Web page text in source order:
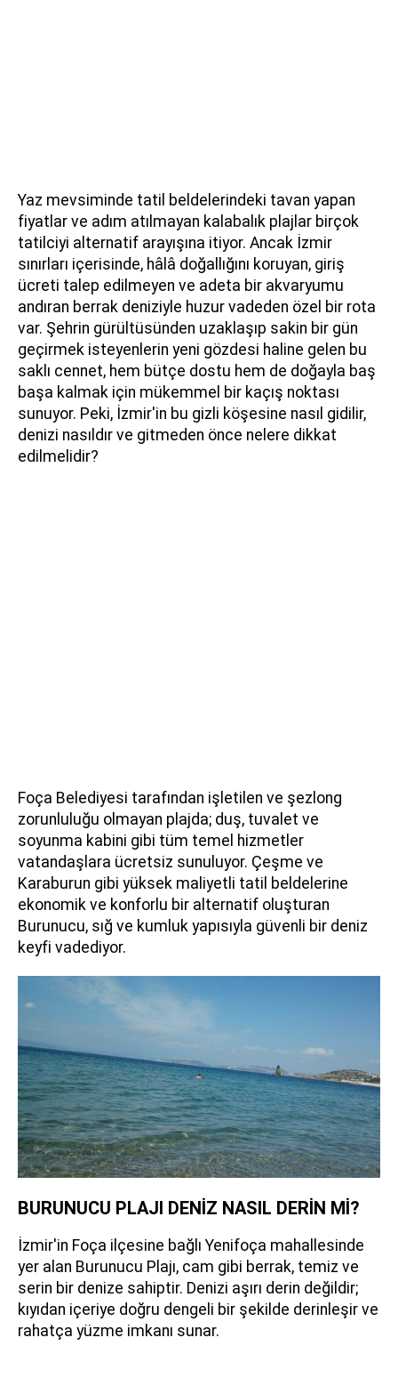
Yaz mevsiminde tatil beldelerindeki tavan yapan
fiyatlar ve adım atılmayan kalabalık plajlar birçok
tatilciyi alternatif arayışına itiyor. Ancak İzmir
sınırları içerisinde, hâlâ doğallığını koruyan, giriş
ücreti talep edilmeyen ve adeta bir akvaryumu
andıran berrak deniziyle huzur vadeden özel bir rota
var. Şehrin gürültüsünden uzaklaşıp sakin bir gün
geçirmek isteyenlerin yeni gözdesi haline gelen bu
saklı cennet, hem bütçe dostu hem de doğayla baş
başa kalmak için mükemmel bir kaçış noktası
sunuyor. Peki, İzmir'in bu gizli köşesine nasıl gidilir,
denizi nasıldır ve gitmeden önce nelere dikkat
edilmelidir?
Foça Belediyesi tarafından işletilen ve şezlong
zorunluluğu olmayan plajda; duş, tuvalet ve
soyunma kabini gibi tüm temel hizmetler
vatandaşlara ücretsiz sunuluyor. Çeşme ve
Karaburun gibi yüksek maliyetli tatil beldelerine
ekonomik ve konforlu bir alternatif oluşturan
Burunucu, sığ ve kumluk yapısıyla güvenli bir deniz
keyfi vadediyor.
BURUNUCU PLAJI DENİZ NASIL DERİN Mİ?
İzmir'in Foça ilçesine bağlı Yenifoça mahallesinde
yer alan Burunucu Plajı, cam gibi berrak, temiz ve
serin bir denize sahiptir. Denizi aşırı derin değildir;
kıyıdan içeriye doğru dengeli bir şekilde derinleşir ve
rahatça yüzme imkanı sunar.